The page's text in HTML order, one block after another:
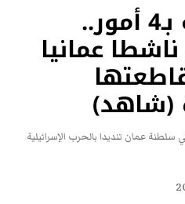
أوصى متابعيه بـ4 أمور..
عمانيا
(شاهد)
عمان تنديدا بالحرب الإسرائيلية